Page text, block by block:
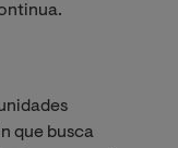
que busca